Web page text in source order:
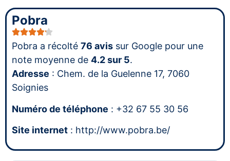
Pobra
Pobra a récolté 76 avis sur Google pour une
note moyenne de 4.2 sur 5.
Adresse : Chem. de la Guelenne 17, 7060
Soignies
Numéro de téléphone : +32 67 55 30 56
Site internet : http://www.pobra.be/